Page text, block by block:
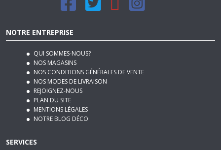
NOTRE ENTREPRISE
QUI SOMMES-NOUS?
NOS MAGASINS
NOS CONDITIONS GÉNÉRALES DE VENTE
NOS MODES DE LIVRAISON
REJOIGNEZ-NOUS
PLAN DU SITE
MENTIONS LÉGALES
NOTRE BLOG DÉCO
SERVICES